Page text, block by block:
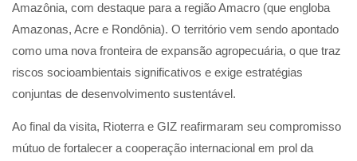
Amazônia, com destaque para a região Amacro (que engloba
Amazonas, Acre e Rondônia). O território vem sendo apontado
como uma nova fronteira de expansão agropecuária, o que traz
riscos socioambientais significativos e exige estratégias
conjuntas de desenvolvimento sustentável.
Ao final da visita, Rioterra e GIZ reafirmaram seu compromisso
mútuo de fortalecer a cooperação internacional em prol da